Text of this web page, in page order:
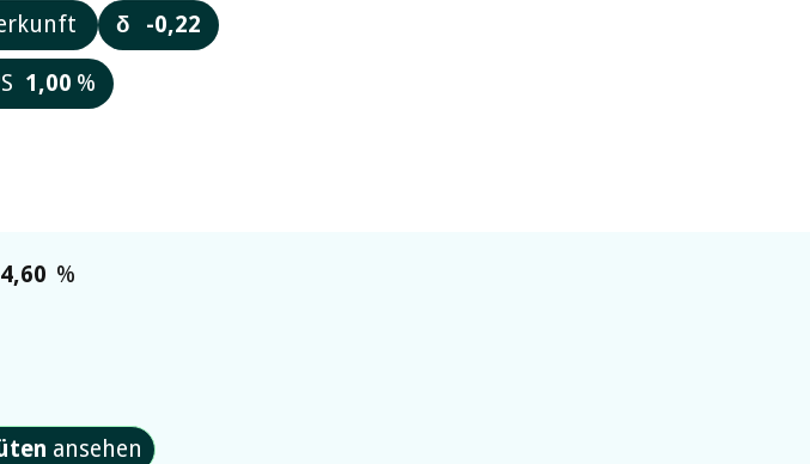
δ -0,22
1,00 %
%
ansehen